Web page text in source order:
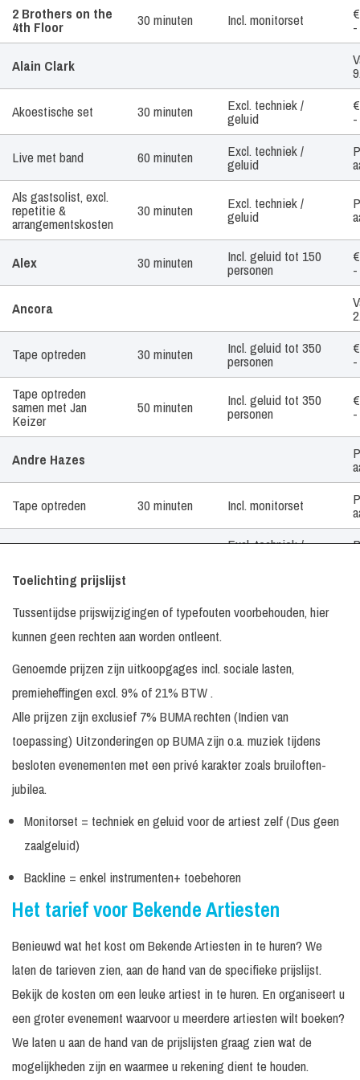
Artiest /
Boekingsvorm
2 Brothers on the
4th Floor 30 minuten Incl. monitorset -
Alain Clark
Akoestische set 30 minuten Excl. techniek /
geluid -
Live met band 60 minuten Excl. techniek /
geluid
Als gastsolist, excl.
repetitie &
arrangementskosten
30 minuten Excl. techniek /
geluid
Alex 30 minuten Incl. geluid tot 150
personen -
Ancora
Tape optreden 30 minuten Incl. geluid tot 350
personen
-
Tape optreden
samen met Jan
Keizer
50 minuten Incl. geluid tot 350
personen -
Andre Hazes
Tape optreden 30 minuten Incl. monitorset
Excl. techniek /
Barry Hay In overleg
Bastiaan Ragas
Tape optreden 30 minuten Incl. geluid tot 300
personen
Live met band 2 x 60
Ben Cramer
Tape optreden minuten Incl. monitorset
2 x 30 minuten
2 x 30 Incl. licht / geluid
Ben Saunders 30 minuten Incl. geluid tot 300
personen
Excl. techniek /
geluid
In overleg Excl. techniek /
geluid
Toelichting prijslijst
Tussentijdse prijswijzigingen of typefouten voorbehouden, hier
kunnen geen rechten aan worden ontleent.
Genoemde prijzen zijn uitkoopgages incl. sociale lasten,
premieheffingen excl. 9% of 21% BTW .
Alle prijzen zijn exclusief 7% BUMA rechten (Indien van
toepassing) Uitzonderingen op BUMA zijn o.a. muziek tijdens
besloten evenementen met een privé karakter zoals bruiloften-
jubilea.
Monitorset = techniek en geluid voor de artiest zelf (Dus geen
zaalgeluid)
Backline = enkel instrumenten+ toebehoren
Het tarief voor Bekende Artiesten
Benieuwd wat het kost om Bekende Artiesten in te huren? We
laten de tarieven zien, aan de hand van de specifieke prijslijst.
Bekijk de kosten om een leuke artiest in te huren. En organiseert u
een groter evenement waarvoor u meerdere artiesten wilt boeken?
We laten u aan de hand van de prijslijsten graag zien wat de
mogelijkheden zijn en waarmee u rekening dient te houden.